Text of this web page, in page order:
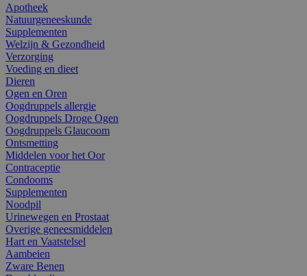
Apotheek
Natuurgeneeskunde
Supplementen
Welzijn & Gezondheid
Verzorging
Voeding en dieet
Dieren
Ogen en Oren
Oogdruppels allergie
Oogdruppels Droge Ogen
Oogdruppels Glaucoom
Ontsmetting
Middelen voor het Oor
Contraceptie
Condooms
Supplementen
Noodpil
Urinewegen en Prostaat
Overige geneesmiddelen
Hart en Vaatstelsel
Aambeien
Zware Benen